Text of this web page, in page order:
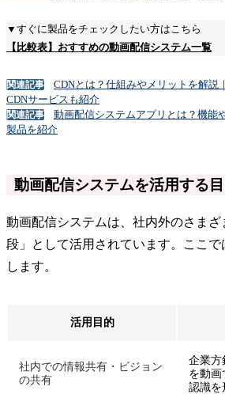
▼すぐに製品をチェックしたい方はこちら
【比較表】おすすめの動画配信システム一覧
関連記事
CDNとは？仕組みやメリットを解説
CDNサービスも紹介
関連記事
動画配信システムアプリとは？機能
製品を紹介
動画配信システムを活用する
動画配信システムは、社内外のさま
段」として活用されています。ここ
します。
活用目的
社内での情報共有・ビジョン
の共有
企業方
を動画
認識を